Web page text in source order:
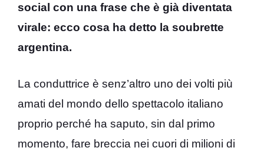
social con una frase che è già diventata
virale: ecco cosa ha detto la soubrette
argentina.
La conduttrice è senz’altro uno dei volti più
amati del mondo dello spettacolo italiano
proprio perché ha saputo, sin dal primo
momento, fare breccia nei cuori di milioni di